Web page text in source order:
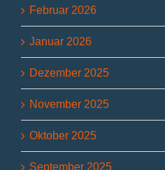
Februar 2026
Januar 2026
Dezember 2025
November 2025
Oktober 2025
September 2025